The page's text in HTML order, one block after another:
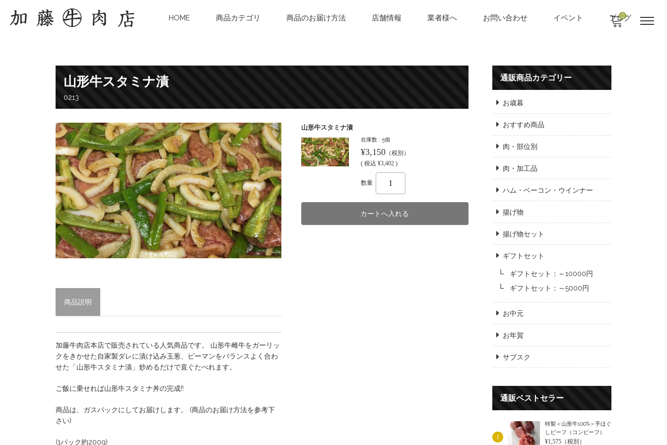
HOME 商品カテゴリ 商品のお届け方法 店舗情報 業者様へ お問い合わせ イベント ブログ
0
山形牛スタミナ漬
0213
山形牛スタミナ漬
在庫数 : 5個
¥3,150（税別）
( 税込 ¥3,402 )
数量
商品説明
加藤牛肉店本店で販売されている人気商品です。 山形牛雌牛をガーリッ
クをきかせた自家製ダレに漬け込み玉葱、ピーマンをバランスよく合わ
せた「山形牛スタミナ漬」炒めるだけで直ぐたべれます。
ご飯に乗せれば山形牛スタミナ丼の完成!!
商品は、ガスパックにしてお届けします。 (商品のお届け方法を参考下
さい)
(1パック約200g)
通販商品カテゴリー
お歳暮
おすすめ商品
肉・部位別
肉・加工品
ハム・ベーコン・ウインナー
揚げ物
揚げ物セット
ギフトセット
ギフトセット：～10000円
ギフトセット：～5000円
お中元
お年賀
サブスク
通販ベストセラー
1
特製＜山形牛100%＞手ほぐ
しビーフ（コンビーフ）
¥1,575 （税別）